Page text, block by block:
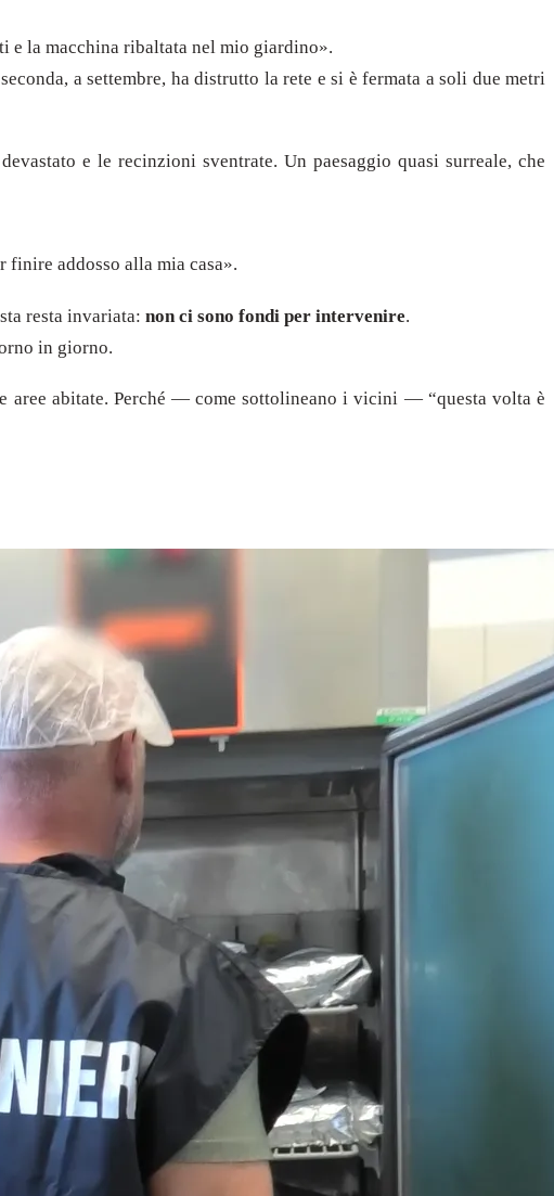
e la macchina ribaltata nel mio giardino».
a settembre, ha distrutto la rete e si è fermata a soli due metri
e le recinzioni sventrate. Un paesaggio quasi surreale, che
addosso alla mia casa».
resta invariata: non ci sono fondi per intervenire.
in giorno.
aree abitate. Perché — come sottolineano i vicini — “questa volta è